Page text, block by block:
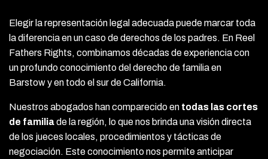
Elegir la representación legal adecuada puede marcar toda
la diferencia en un caso de derechos de los padres. En Reel
Fathers Rights, combinamos décadas de experiencia con
un profundo conocimiento del derecho de familia en
Barstow y en todo el sur de California.
Nuestros abogados han comparecido en todas las cortes
de familiade la región, lo que nos brinda una visión directa
de los jueces locales, procedimientos y tácticas de
negociación. Este conocimiento nos permite anticipar